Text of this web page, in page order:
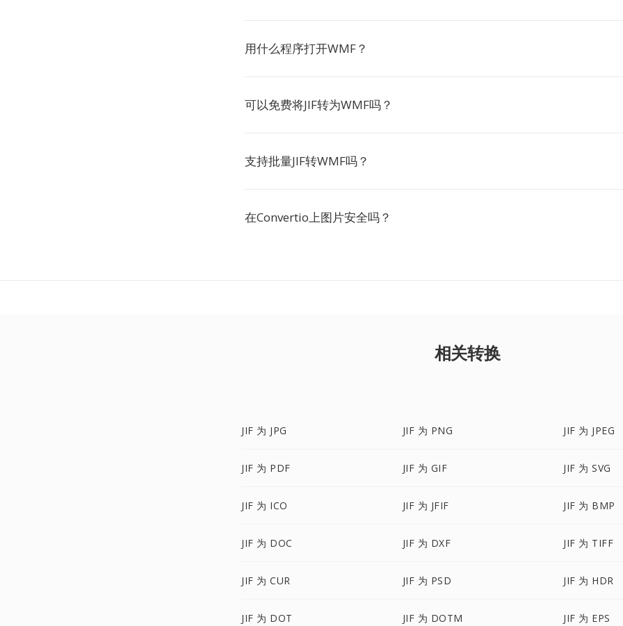
用什么程序打开WMF？
可以免费将JIF转为WMF吗？
支持批量JIF转WMF吗？
在Convertio上图片安全吗？
相关转换
JIF 为 JPG JIF 为 PNG JIF 为 JPEG
JIF 为 PDF JIF 为 GIF JIF 为 SVG
JIF 为 ICO JIF 为 JFIF JIF 为 BMP
JIF 为 DOC JIF 为 DXF JIF 为 TIFF
JIF 为 CUR JIF 为 PSD JIF 为 HDR
JIF 为 DOT JIF 为 DOTM JIF 为 EPS